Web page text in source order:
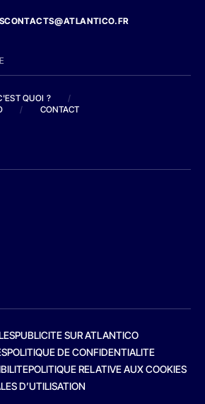
QUOI ?
/
/ CONTACT
PUBLICITE SUR ATLANTICO
POLITIQUE DE CONFIDENTIALITE
POLITIQUE RELATIVE AUX COOKIES
D’UTILISATION